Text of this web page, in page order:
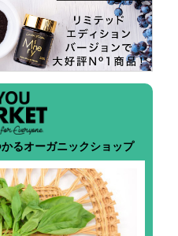
るオーガニックショップ